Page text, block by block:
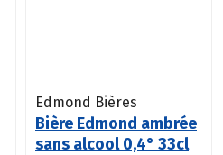
Edmond Bières
Bière Edmond ambrée
sans alcool 0,4° 33cl